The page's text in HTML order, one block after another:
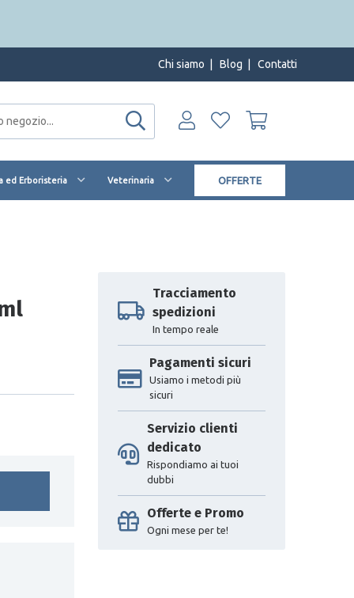
Chi siamo Blog Contatti
ed Erboristeria Veterinaria OFFERTE
Tracciamento
spedizioni
In tempo reale
Pagamenti sicuri
Usiamo i metodi più
sicuri
Servizio clienti
dedicato
Rispondiamo ai tuoi
dubbi
Offerte e Promo
Ogni mese per te!